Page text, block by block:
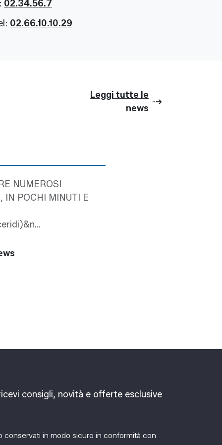
02.34.56.7
02.66.10.10.29
Leggi tutte le
news
NUMEROSI
IN POCHI MINUTI E
consigli, novità e offerte esclusive
conservati in modo sicuro in conformità con